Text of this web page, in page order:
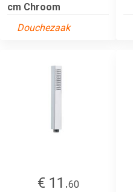
cm Chroom
Douchezaak
€ 11.60